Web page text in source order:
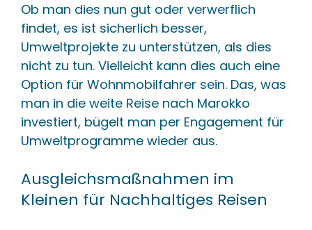
Ob man dies nun gut oder verwerflich
findet, es ist sicherlich besser,
Umweltprojekte zu unterstützen, als dies
nicht zu tun. Vielleicht kann dies auch eine
Option für Wohnmobilfahrer sein. Das, was
man in die weite Reise nach Marokko
investiert, bügelt man per Engagement für
Umweltprogramme wieder aus.
Ausgleichsmaßnahmen im
Kleinen für Nachhaltiges Reisen